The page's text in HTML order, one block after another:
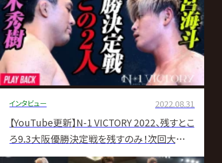
インタビュー 2022.08.31
【YouTube更新】N-1 VICTORY 2022、残すとこ
ろ9.3大阪優勝決定戦を残すのみ！次回大会の
見どころ紹介！これを見て次の大会をもっと楽